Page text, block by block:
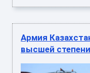
Армия
высшей